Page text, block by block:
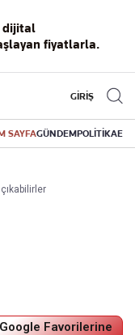
Eski gazeteleri
indirme
canlı soru
cevap
GİRİŞ
SAYFAGÜNDEMPOLİTİKA
Favorilerine